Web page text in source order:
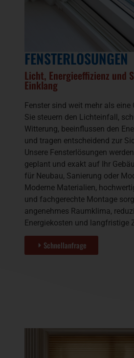
FENSTERLÖSUNGEN
Licht, Energieeffizienz und
Einklang
Fenster sind weit mehr als
Sie steuern den Lichteinfall,
Witterung, beeinflussen den
und tragen entscheidend zur
Unsere Fensterlösungen
geplant und exakt auf Ihr
für Neubau, Sanierung oder
Moderne Materialien,
und fachgerechte Montage
angenehmes Raumklima,
Energiekosten und langfristige
Schnellanfrage